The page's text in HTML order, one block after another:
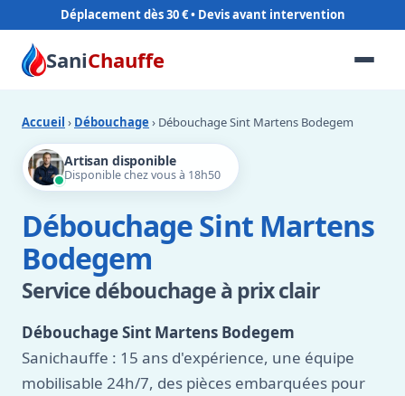
Déplacement dès 30 €
SaniChauffe
Accueil › Débouchage › Débouchage Sint Martens Bodegem
Artisan disponible
Disponible chez vous à 18h50
Débouchage Sint Martens
Bodegem
Service débouchage à prix clair
Débouchage Sint Martens Bodegem
Sanichauffe : 15 ans d'expérience, une équipe
mobilisable 24h/7, des pièces embarquées pour